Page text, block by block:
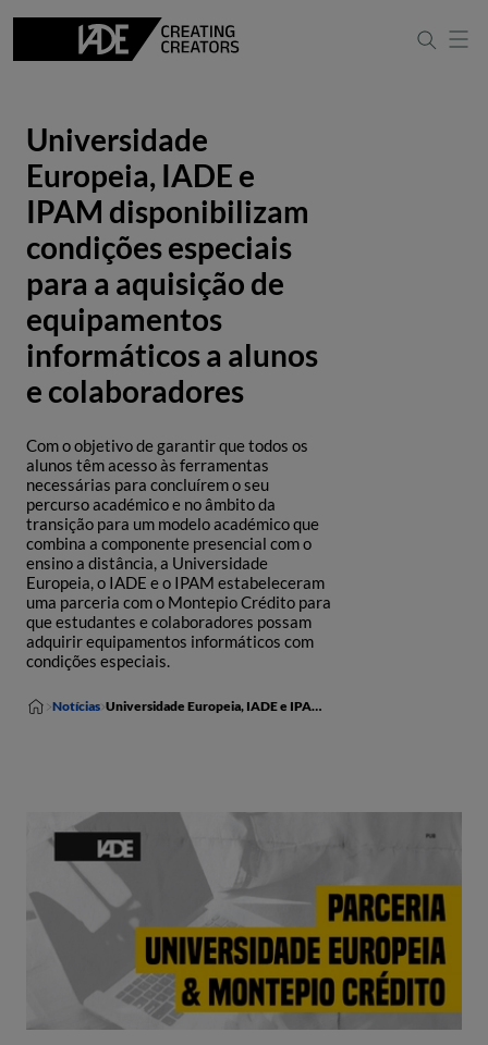
Universidade
Europeia, IADE e
IPAM disponibilizam
condições especiais
para a aquisição de
equipamentos
informáticos a alunos
e colaboradores
Com o objetivo de garantir que todos os
alunos têm acesso às ferramentas
necessárias para concluírem o seu
percurso académico e no âmbito da
transição para um modelo académico que
combina a componente presencial com o
ensino a distância, a Universidade
Europeia, o IADE e o IPAM estabeleceram
uma parceria com o Montepio Crédito para
que estudantes e colaboradores possam
adquirir equipamentos informáticos com
condições especiais.
Notícias Universidade Europeia, IADE e IPAM disponibilizam condições especiais para a aquisição de equipamentos informáticos a alunos e colaboradores